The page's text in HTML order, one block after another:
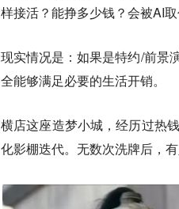
样接活？能挣多少钱？会被AI取
现实情况是：如果是特约/前景
全能够满足必要的生活开销。
横店这座造梦小城，经历过热
化影棚迭代。无数次洗牌后，